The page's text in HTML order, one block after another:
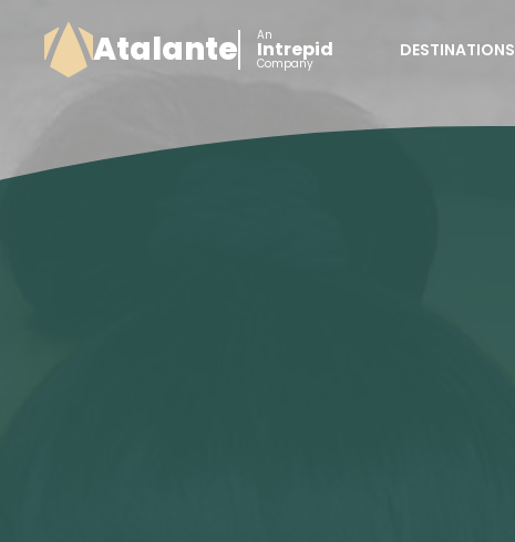
Atalante An
Intrepid
Company
DESTINATIONS